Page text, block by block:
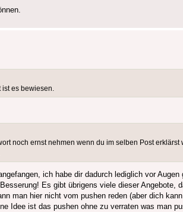
es bewiesen.
noch ernst nehmen wenn du im selben Post
ich habe dir dadurch lediglich vor
Es gibt übrigens viele dieser Angebote,
man hier nicht vom pushen reden (aber dich
Idee ist das pushen ohne zu verraten was man